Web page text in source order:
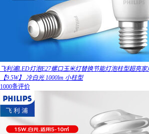
飞利浦LED灯泡E27螺口玉米灯替换节能灯泡柱型超亮
【9.5W】 冷白光 1000lm 小柱型
1000条评价